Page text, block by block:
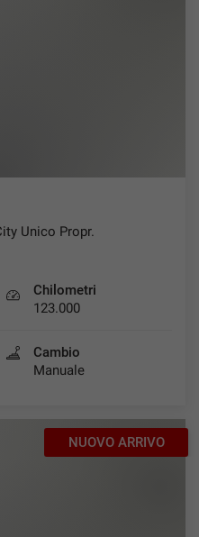
Unico Propr.
Chilometri
123.000
Cambio
Manuale
NUOVO ARRIVO